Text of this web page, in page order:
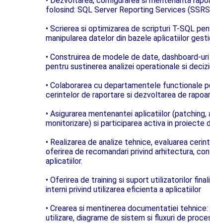
folosind: SQL Server Reporting Services
• Scrierea si optimizarea de scripturi T-SQL
manipularea datelor din bazele aplicatiilor
• Construirea de modele de date, dashboard-
pentru sustinerea analizei operationale si
• Colaborarea cu departamentele functionale
cerintelor de raportare si dezvoltarea de
• Asigurarea mentenantei aplicatiilor (patching,
monitorizare) si participarea activa in proiecte
• Realizarea de analize tehnice, evaluarea
oferirea de recomandari privind arhitectura,
aplicatiilor.
• Oferirea de training si suport utilizatorilor
interni privind utilizarea eficienta a aplicatiilor
• Crearea si mentinerea documentatiei
utilizare, diagrame de sistem si fluxuri de